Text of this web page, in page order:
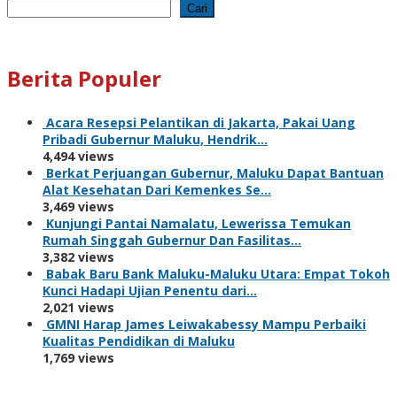
Cari
Berita Populer
Acara Resepsi Pelantikan di Jakarta, Pakai Uang
Pribadi Gubernur Maluku, Hendrik…
4,494 views
Berkat Perjuangan Gubernur, Maluku Dapat Bantuan
Alat Kesehatan Dari Kemenkes Se…
3,469 views
Kunjungi Pantai Namalatu, Lewerissa Temukan
Rumah Singgah Gubernur Dan Fasilitas…
3,382 views
Babak Baru Bank Maluku-Maluku Utara: Empat Tokoh
Kunci Hadapi Ujian Penentu dari…
2,021 views
GMNI Harap James Leiwakabessy Mampu Perbaiki
Kualitas Pendidikan di Maluku
1,769 views